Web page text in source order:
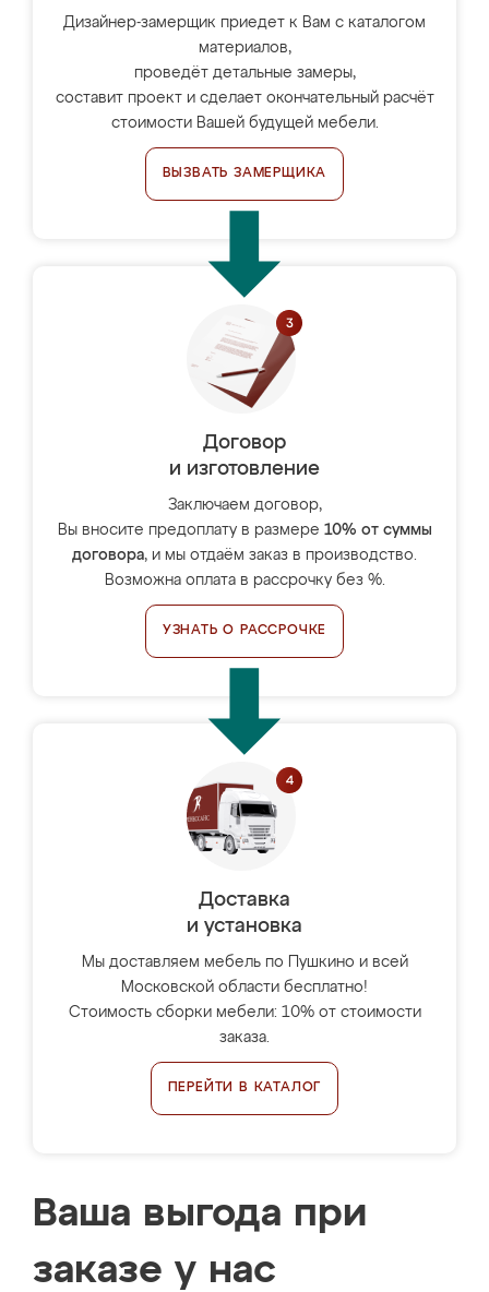
Дизайнер-замерщик приедет к Вам с каталогом
материалов,
проведёт детальные замеры,
составит проект и сделает окончательный расчёт
стоимости Вашей будущей мебели.
ВЫЗВАТЬ ЗАМЕРЩИКА
Договор
и изготовление
Заключаем договор,
Вы вносите предоплату в размере 10% от суммы
договора, и мы отдаём заказ в производство.
Возможна оплата в рассрочку без %.
УЗНАТЬ О РАССРОЧКЕ
Доставка
и установка
Мы доставляем мебель по Пушкино и всей
Московской области бесплатно!
Стоимость сборки мебели: 10% от стоимости
заказа.
ПЕРЕЙТИ В КАТАЛОГ
Ваша выгода при
заказе у нас